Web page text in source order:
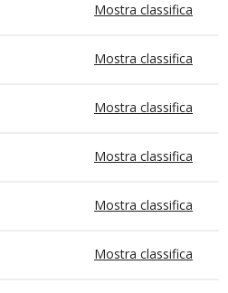
Mostra classifica
Mostra classifica
Mostra classifica
Mostra classifica
Mostra classifica
Mostra classifica